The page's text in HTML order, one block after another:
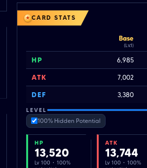
CARD STATS
Base
(Lv.1)
HP 6,985
ATK 7,002
DEF 3,380
LEVEL
100% Hidden Potential
HP
13,520
Lv 100 · 100%
ATK
13,744
Lv 100 · 100%